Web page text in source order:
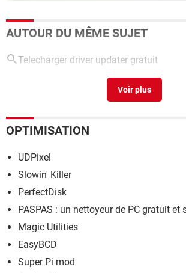
AUTOUR DU MÊME SUJET
Telecharger driver updater gratuit
> Télécharger - Divers Web
OPTIMISATION
UDPixel
Slowin' Killer
PerfectDisk
PASPAS : un nettoyeur de PC gratuit
Magic Utilities
EasyBCD
Super Pi mod